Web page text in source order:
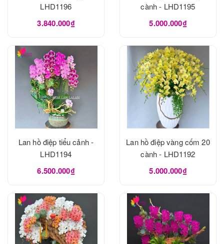
LHD1196
3.840.000₫
cành - LHD1195
5.000.000₫
Lan hồ điệp tiểu cảnh -
LHD1194
6.500.000₫
Lan hồ điệp vàng cốm 20
cành - LHD1192
5.000.000₫